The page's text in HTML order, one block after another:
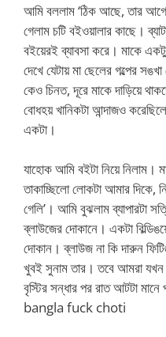
আমি বললাম ‘ঠিক আছে, তার
গেলাম চটি বইওয়ালার কাছে।
বইয়েরই ব্যাবসা করে। মাকে
দেখে যেটায় মা ছেলের গল্পের
কেও চিনত, দূরে মাকে দাড়িয়ে
বোধহয় খানিকটা আন্দাজও
একটা।
যাহোক আমি বইটা নিয়ে নিলাম।
তাকাচ্ছিলো লোকটা আমার দিকে,
গেলি’। আমি বুঝলাম ব্যাপারটা
ব্লাউজের দোকানে। একটা
দোকান। ব্লাউজ না কি দারুন
খুবই সুনাম তার। তবে আমরা
বৃস্টির সন্ধার পর রাত আটটা মানে
bangla fuck choti